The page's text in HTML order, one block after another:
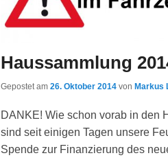
Haussammlung
Gepostet am 26. Oktober 2014 von Markus
DANKE! Wie schon vorab in den
sind seit einigen Tagen unsere
Spende zur Finanzierung des